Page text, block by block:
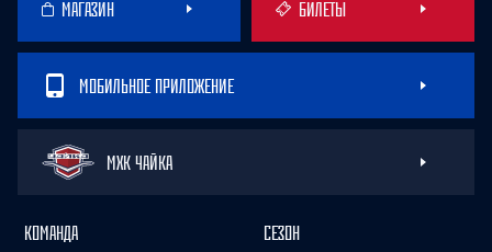
МАГАЗИН БИЛЕТЫ
МОБИЛЬНОЕ ПРИЛОЖЕНИЕ
МХК ЧАЙКА
КОМАНДА СЕЗОН